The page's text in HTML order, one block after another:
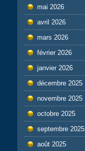
mai 2026
avril 2026
mars 2026
février 2026
janvier 2026
décembre 2025
novembre 2025
octobre 2025
septembre 2025
août 2025